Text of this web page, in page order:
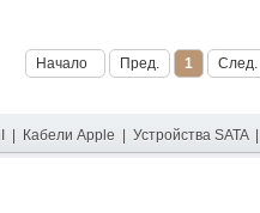
Начало Пред. 1 След.
Кабели Apple Устройства SATA